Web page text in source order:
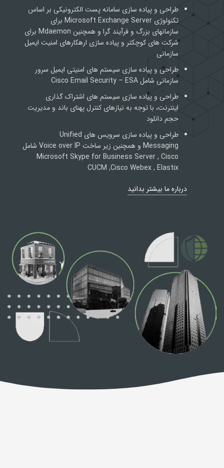
طراحی و پیاده سازی سامانه پست الکترونیکی بر اساس
تکنولوژی Microsoft Exchange Server برای
سازمانهای بزرگ و فرآیند گرا و همچنین Mdaemon برای
شرکت های کوچکتر و پیاده سازی ارهکارهای امنیت ایمیل
سازمانی
طراحی و پیاده سازی سیستم های امنیتی ایمیل سرور
سازمانی شامل Cisco Email Security – ESA
طراحی و پیاده سازی سیستم های اشتراک گذاری
اینترنت، با توجه به نیازهای کنترل پهنای باند و مدیریت
حجم دانلود
طراحی و پیاده سازی سرویس های Unified
Messaging و همچنین زیر ساخت Voice over IP شامل
Microsoft Skype for Business Server , Cisco
CUCM ,Cisco Webex , Elastix
درباره ما بیشتر بدانید